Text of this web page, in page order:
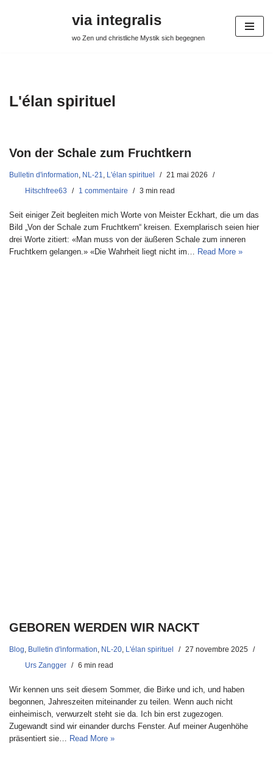
via integralis
wo Zen und christliche Mystik sich begegnen
L'élan spirituel
Von der Schale zum Fruchtkern
Bulletin d'information NL-21 L'élan spirituel
21 mai 2026
Hitschfree63
1 commentaire 3 min read
Seit einiger Zeit begleiten mich Worte von Meister Eckhart, die um das
Bild „Von der Schale zum Fruchtkern“ kreisen. Exemplarisch seien hier
drei Worte zitiert: «Man muss von der äußeren Schale zum inneren
Fruchtkern gelangen.» «Die Wahrheit liegt nicht im… Read More »
GEBOREN WERDEN WIR NACKT
Blog Bulletin d'information NL-20 L'élan spirituel
27 novembre 2025
Urs Zangger
6 min read
Wir kennen uns seit diesem Sommer, die Birke und ich, und haben
begonnen, Jahreszeiten miteinander zu teilen. Wenn auch nicht
einheimisch, verwurzelt steht sie da. Ich bin erst zugezogen.
Zugewandt sind wir einander durchs Fenster. Auf meiner Augenhöhe
präsentiert sie… Read More »